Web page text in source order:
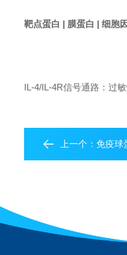
靶点蛋白 | 膜蛋白 | 细胞
IL-4/IL-4R信号通路：过
上一个：免疫球